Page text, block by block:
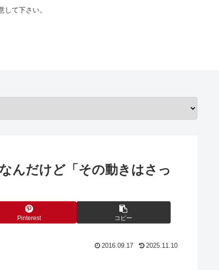
て下さい。
んだけど「その動きはさっ
Pinterest コピー
2016.09.17 2025.11.10